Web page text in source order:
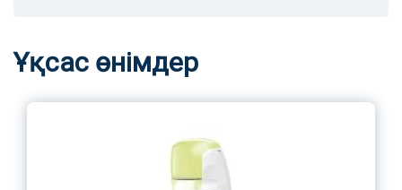
Ұқсас өнімдер